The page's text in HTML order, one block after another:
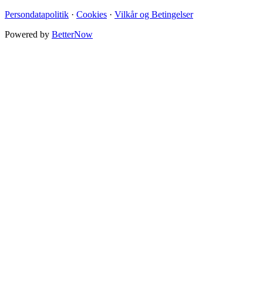
Persondatapolitik · Cookies · Vilkår og Betingelser
Powered by BetterNow